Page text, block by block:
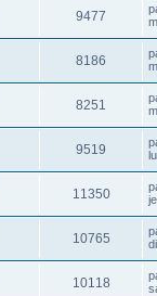
9477
8186
8251
9519
11350
10765
10118